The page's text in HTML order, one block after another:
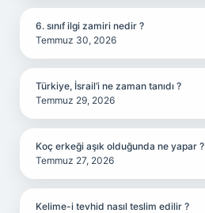
6. sınıf ilgi zamiri nedir ?
Temmuz 30, 2026
Türkiye, İsrail’i ne zaman tanıdı ?
Temmuz 29, 2026
Koç erkeği aşık olduğunda ne yapar ?
Temmuz 27, 2026
Kelime-i tevhid nasıl teslim edilir ?